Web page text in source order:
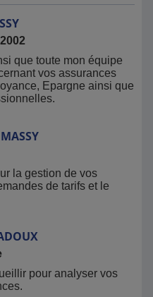
que toute mon équipe
vos assurances
Epargne ainsi que
MASSY
la gestion de vos
de tarifs et le
pour analyser vos